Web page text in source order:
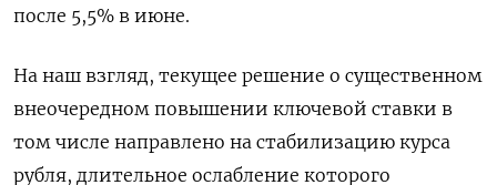
после 5,5% в июне.
На наш взгляд, текущее решение о существенном
внеочередном повышении ключевой ставки в
том числе направлено на стабилизацию курса
рубля, длительное ослабление которого